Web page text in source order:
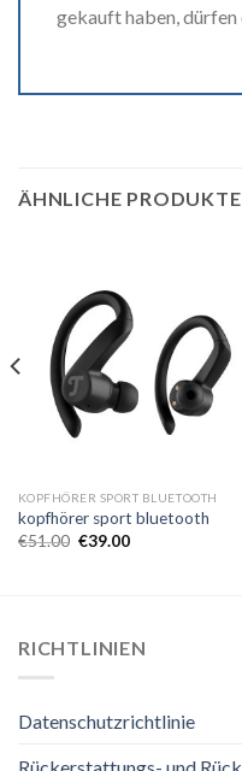
gekauft haben,
ÄHNLICHE PRODUKTE
KOPFHÖRER SPORT BLUETOOTH
kopfhörer sport bluetooth
€51.00 €39.00
RICHTLINIEN
Datenschutzrichtlinie